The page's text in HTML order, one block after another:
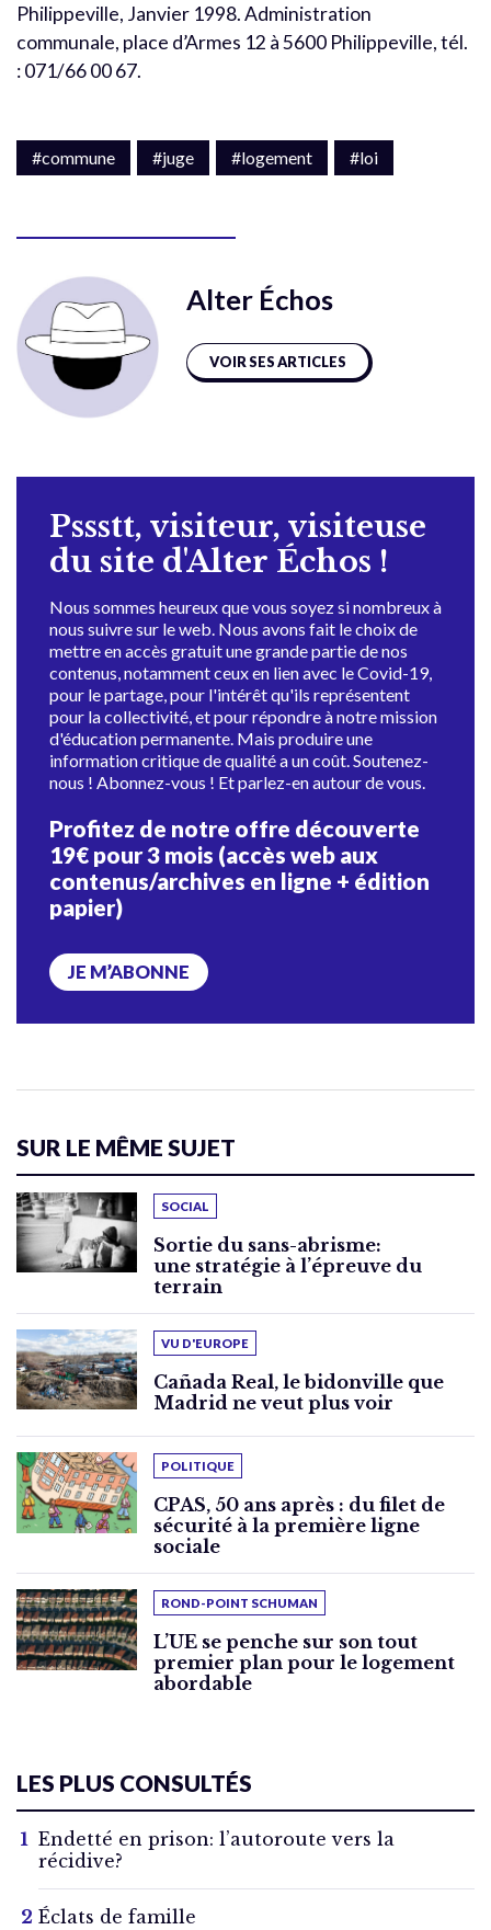
Philippeville, Janvier 1998. Administration
communale, place d’Armes 12 à 5600 Philippeville, tél.
: 071/66 00 67.
#commune #juge #logement #loi
Alter Échos
VOIR SES ARTICLES
Pssstt, visiteur, visiteuse
du site d'Alter Échos !
Nous sommes heureux que vous soyez si nombreux à
nous suivre sur le web. Nous avons fait le choix de
mettre en accès gratuit une grande partie de nos
contenus, notamment ceux en lien avec le Covid-19,
pour le partage, pour l'intérêt qu'ils représentent
pour la collectivité, et pour répondre à notre mission
d'éducation permanente. Mais produire une
information critique de qualité a un coût. Soutenez-
nous ! Abonnez-vous ! Et parlez-en autour de vous.
Profitez de notre offre découverte
19€ pour 3 mois (accès web aux
contenus/archives en ligne + édition
papier)
JE M’ABONNE
SUR LE MÊME SUJET
SOCIAL
Sortie du sans-abrisme:
une stratégie à l’épreuve du
terrain
VU D'EUROPE
Cañada Real, le bidonville que
Madrid ne veut plus voir
POLITIQUE
CPAS, 50 ans après : du filet de
sécurité à la première ligne
sociale
ROND-POINT SCHUMAN
L’UE se penche sur son tout
premier plan pour le logement
abordable
LES PLUS CONSULTÉS
Endetté en prison: l’autoroute vers la
récidive?
Éclats de famille